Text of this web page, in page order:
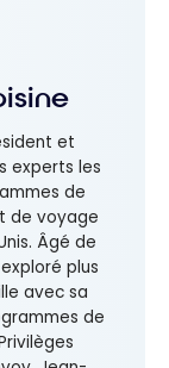
et
experts les
de
de voyage
Âgé de
plus
avec sa
de